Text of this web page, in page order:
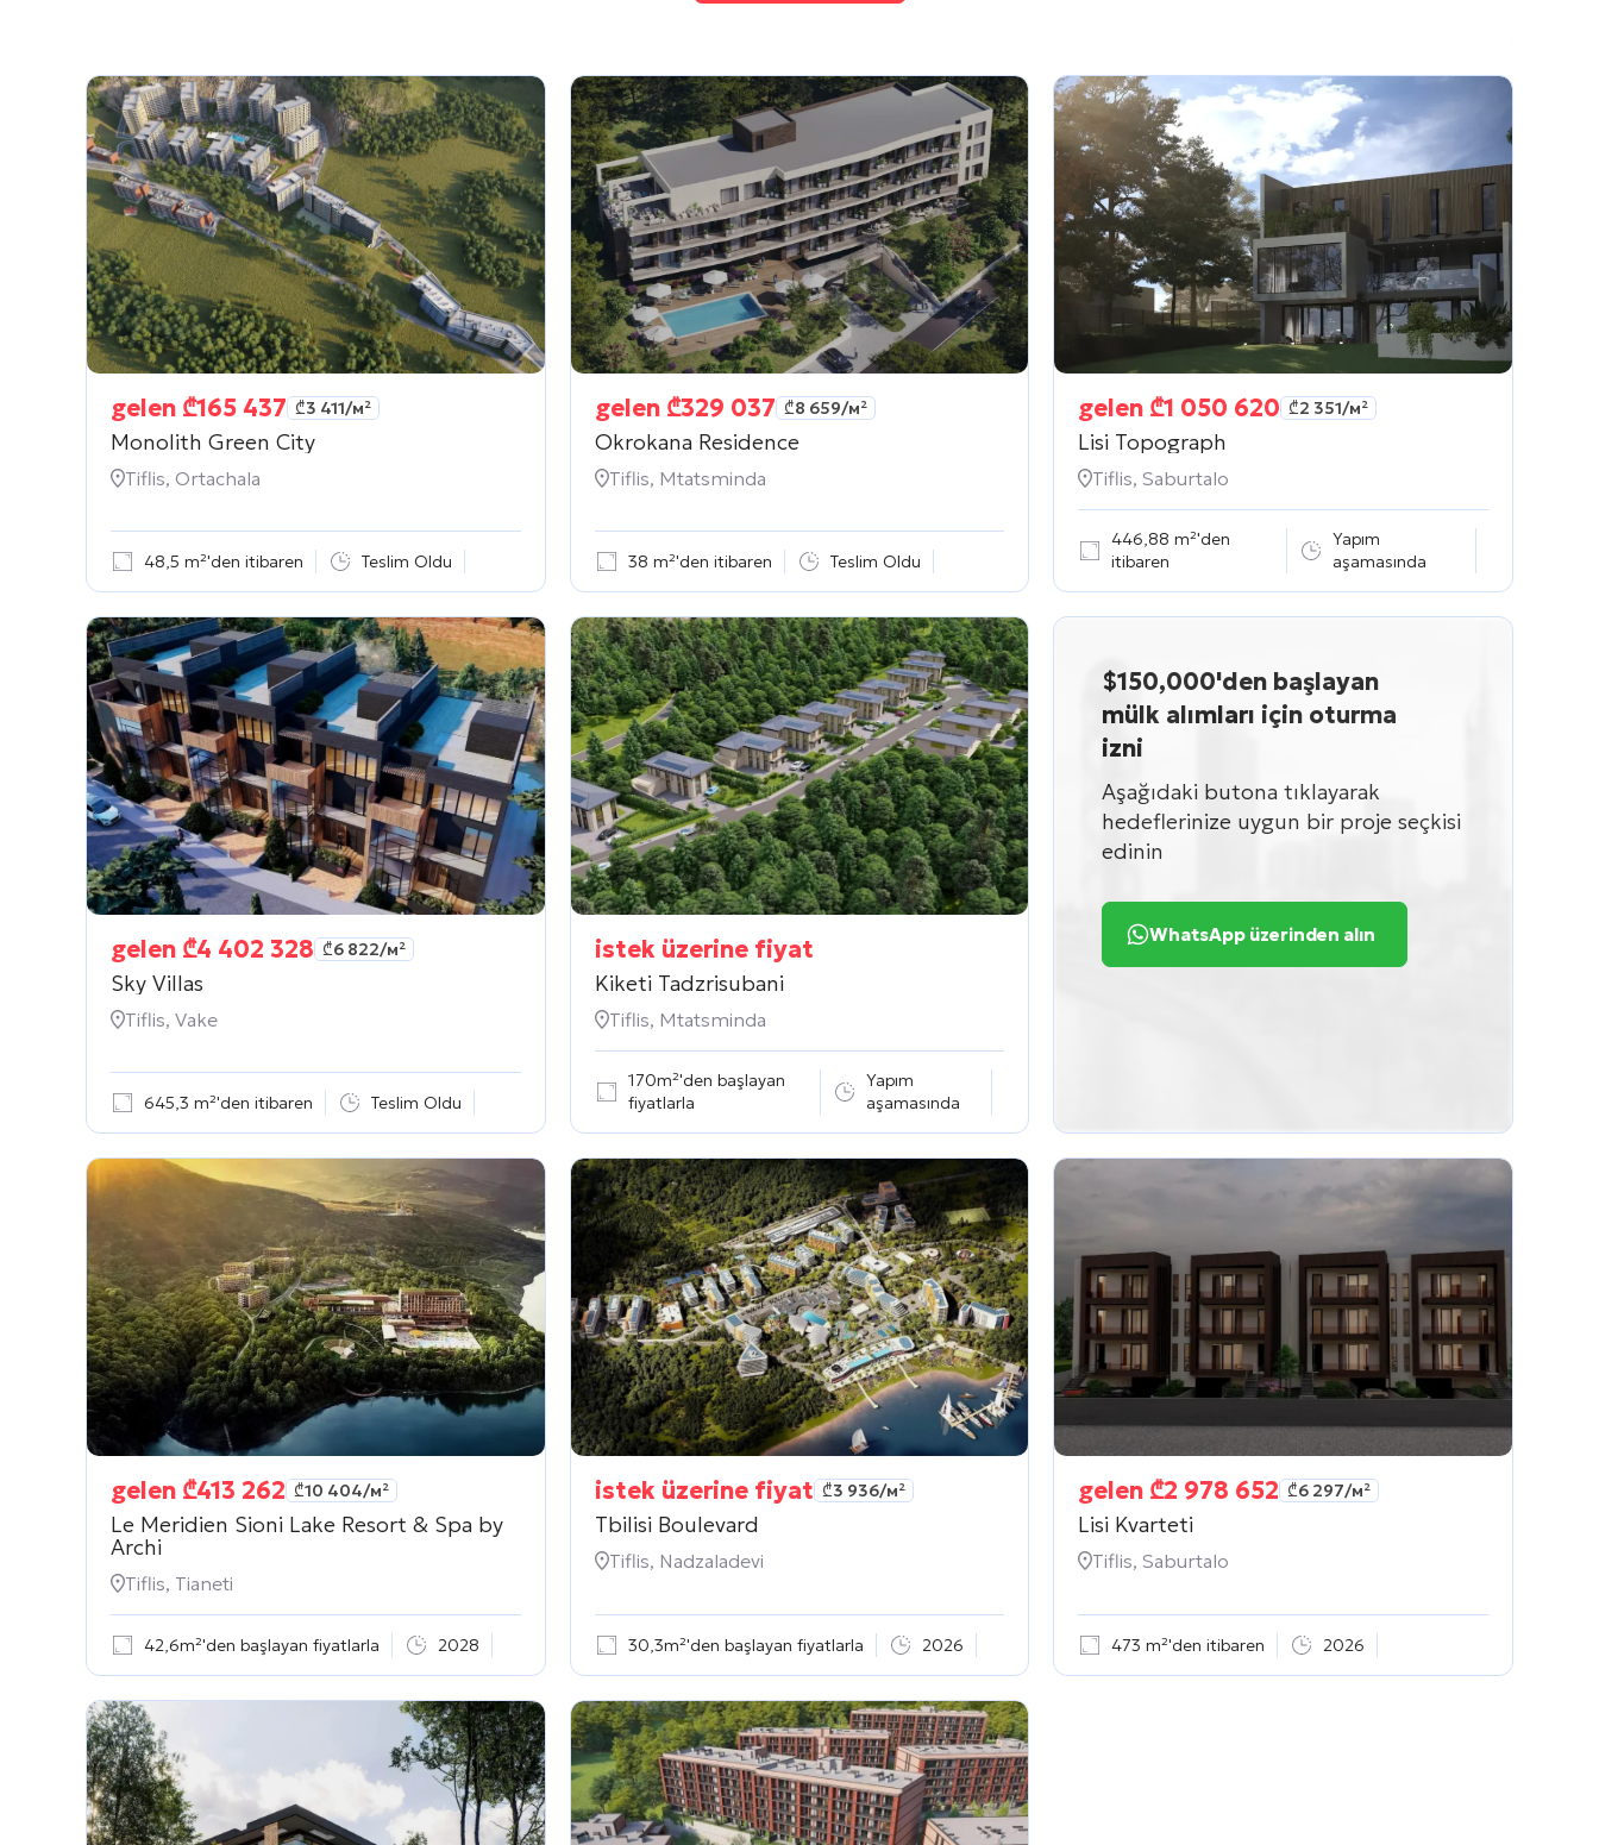
gelen ₾165 437 ₾3 411/м²
Monolith Green City
Tiflis, Ortachala
48,5 m²'den itibaren Teslim Oldu
gelen ₾329 037 ₾8 659/м²
Okrokana Residence
Tiflis, Mtatsminda
38 m²'den itibaren Teslim Oldu
gelen ₾1 050 620 ₾2 351/м²
Lisi Topograph
Tiflis, Saburtalo
446,88 m²'den
itibaren
Yapım
aşamasında
gelen ₾4 402 328 ₾6 822/м²
Sky Villas
Tiflis, Vake
645,3 m²'den itibaren Teslim Oldu
istek üzerine fiyat
Kiketi Tadzrisubani
Tiflis, Mtatsminda
170m²'den başlayan
fiyatlarla
Yapım
aşamasında
$150,000'den başlayan
mülk alımları için oturma
izni
Aşağıdaki butona tıklayarak
hedeflerinize uygun bir proje seçkisi
edinin
WhatsApp üzerinden alın
gelen ₾413 262 ₾10 404/м²
Le Meridien Sioni Lake Resort & Spa by
Archi
Tiflis, Tianeti
42,6m²'den başlayan fiyatlarla 2028
istek üzerine fiyat ₾3 936/м²
Tbilisi Boulevard
Tiflis, Nadzaladevi
30,3m²'den başlayan fiyatlarla 2026
gelen ₾2 978 652 ₾6 297/м²
Lisi Kvarteti
Tiflis, Saburtalo
473 m²'den itibaren 2026